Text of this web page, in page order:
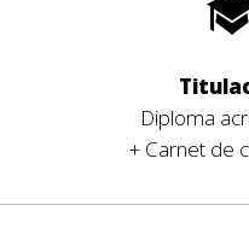
Diploma
+ Carnet de